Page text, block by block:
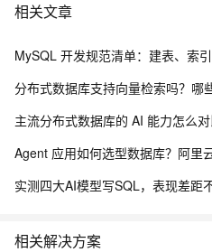
相关文章
MySQL 开发规范清单：建表、索
实测四大AI模型写SQL，表现差距
相关解决方案